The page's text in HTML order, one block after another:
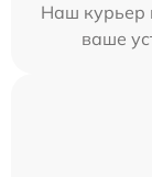
Наш курьер
ваше